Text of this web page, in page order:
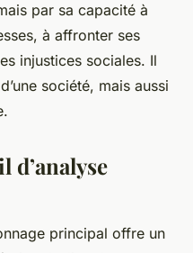
par sa capacité à
à affronter ses
injustices sociales. Il
société, mais aussi
d’analyse
principal offre un